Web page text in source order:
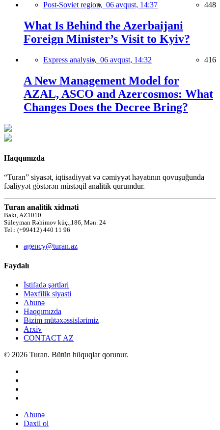
Post-Soviet region, 06 avqust, 14:37 448
What Is Behind the Azerbaijani
Foreign Minister’s Visit to Kyiv?
Express analysis, 06 avqust, 14:32 416
A New Management Model for
AZAL, ASCO and Azercosmos: What
Changes Does the Decree Bring?
Haqqımızda
“Turan” siyasət, iqtisadiyyat və cəmiyyət həyatının qovuşuğunda
fəaliyyət göstərən müstəqil analitik qurumdur.
Turan analitik xidməti
Bakı, AZ1010
Süleyman Rəhimov küç.,186, Mən. 24
Tel.: (+99412) 440 11 96
agency@turan.az
Faydalı
İstifadə şərtləri
Məxfilik siyasti
Abunə
Haqqımızda
Bizim mütəxəssislərimiz
Arxiv
CONTACT AZ
© 2026 Turan. Bütün hüquqlar qorunur.
Abunə
Daxil ol